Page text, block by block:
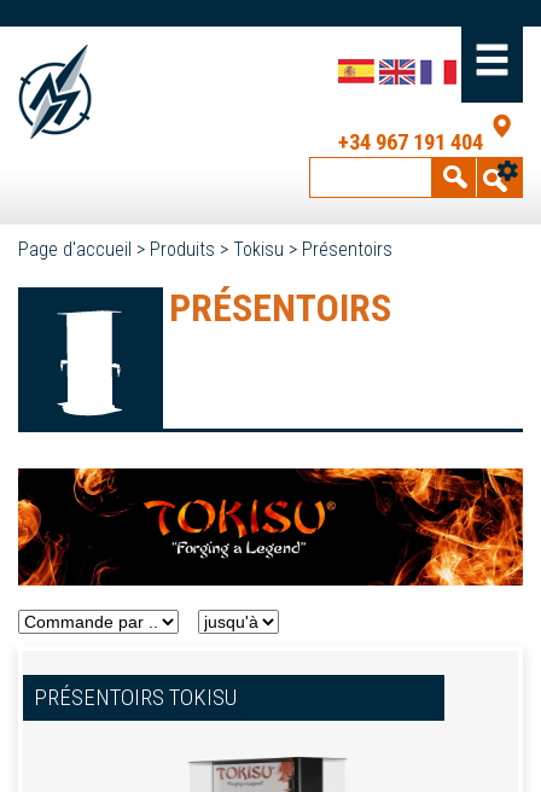
+34 967 191 404
Page d'accueil > Produits > Tokisu > Présentoirs
PRÉSENTOIRS
PRÉSENTOIRS TOKISU